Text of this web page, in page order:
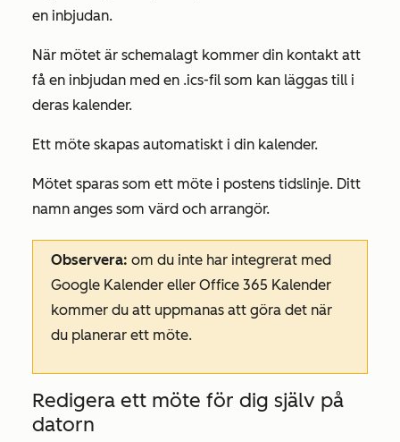
en inbjudan.
När mötet är schemalagt kommer din kontakt att
få en inbjudan med en .ics-fil som kan läggas till i
deras kalender.
Ett möte skapas automatiskt i din kalender.
Mötet sparas som ett möte i postens tidslinje. Ditt
namn anges som värd och arrangör.
Observera: om du inte har integrerat med
Google Kalender eller Office 365 Kalender
kommer du att uppmanas att göra det när
du planerar ett möte.
Redigera ett möte för dig själv på
datorn